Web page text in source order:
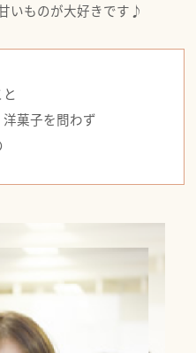
いものが大好きです♪
菓子を問わず